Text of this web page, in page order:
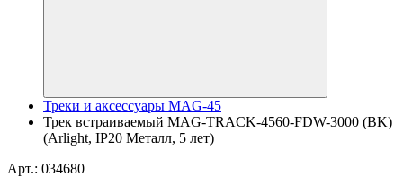
Треки и аксессуары MAG-45
Трек встраиваемый MAG-TRACK-4560-FDW-3000 (BK)
(Arlight, IP20 Металл, 5 лет)
Арт.: 034680